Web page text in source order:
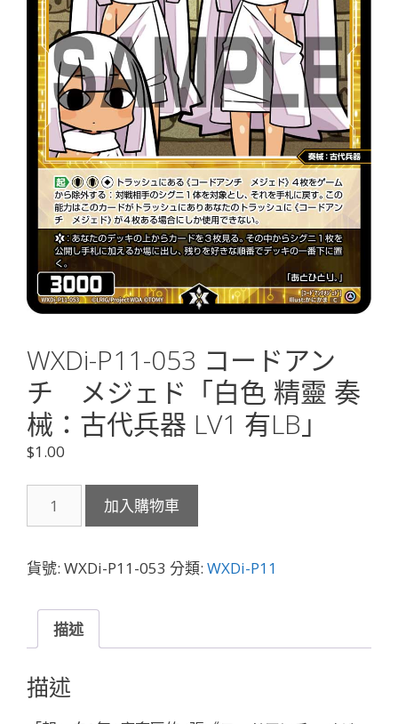
WXDi-P11-053 コードアン
チ メジェド「白色 精靈 奏
械：古代兵器 LV1 有LB」
$1.00
P11-
コ
ド
ン
チ
メ
ジ
加入購物車
貨號: WXDi-P11-053 分類: WXDi-P11
描述
描述